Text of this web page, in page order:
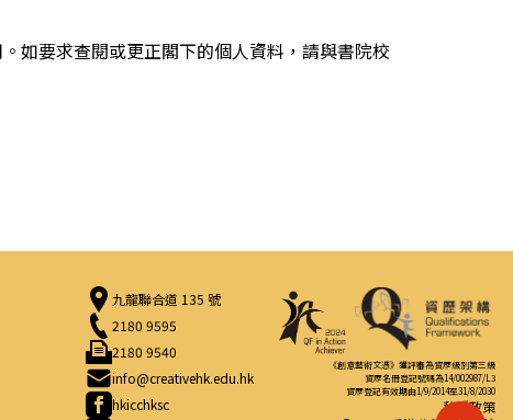
如要求查閱或更正閣下的個人資料，請與書院校
九龍聯合道 135 號
2180 9595
2180 9540
info@creativehk.edu.hk
hkicchksc
《創意藝術文憑》獲評審為資歷級別第三級
資歷名冊登記號碼為14/002987/L3
資歷登記有效期由1/9/2014至31/8/2030
私隱政策